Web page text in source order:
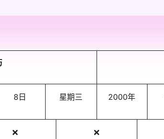
8日 星期三 2000年
❌ ❌